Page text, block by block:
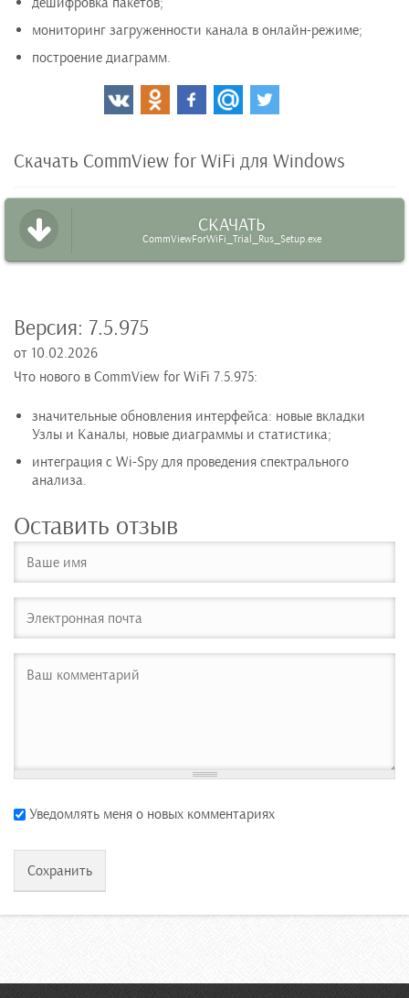
мониторинг загруженности канала в онлайн-режиме;
построение диаграмм.
Скачать CommView for WiFi для Windows
СКАЧАТЬ
CommViewForWiFi_Trial_Rus_Setup.exe
Версия: 7.5.975
от 10.02.2026
Что нового в CommView for WiFi 7.5.975:
значительные обновления интерфейса: новые вкладки
Узлы и Каналы, новые диаграммы и статистика;
интеграция с Wi-Spy для проведения спектрального
анализа.
Оставить отзыв
Уведомлять меня о новых комментариях